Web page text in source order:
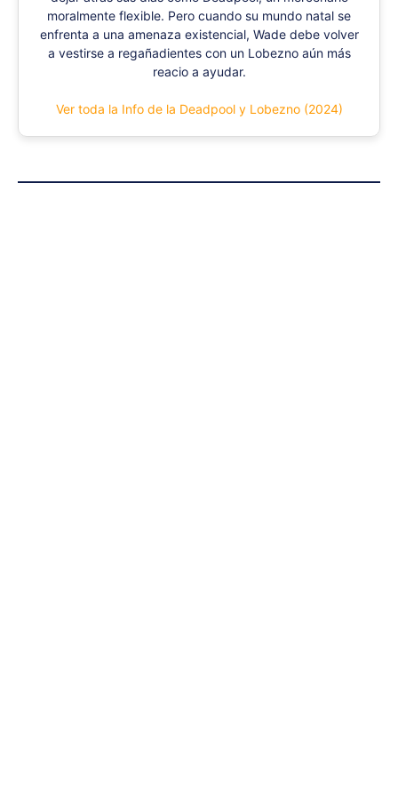
moralmente flexible. Pero cuando su mundo natal se
enfrenta a una amenaza existencial, Wade debe volver
a vestirse a regañadientes con un Lobezno aún más
reacio a ayudar.
Ver toda la Info de la Deadpool y Lobezno (2024)